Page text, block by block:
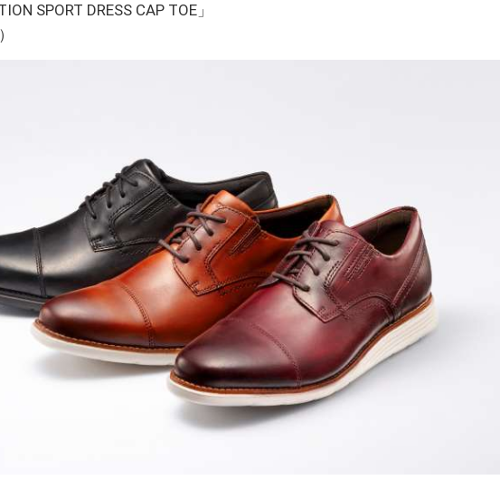
SPORT DRESS CAP TOE」